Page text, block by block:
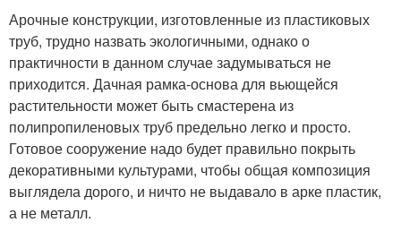
Арочные конструкции, изготовленные из пластиковых
труб, трудно назвать экологичными, однако о
практичности в данном случае задумываться не
приходится. Дачная рамка-основа для вьющейся
растительности может быть смастерена из
полипропиленовых труб предельно легко и просто.
Готовое сооружение надо будет правильно покрыть
декоративными культурами, чтобы общая композиция
выглядела дорого, и ничто не выдавало в арке пластик,
а не металл.